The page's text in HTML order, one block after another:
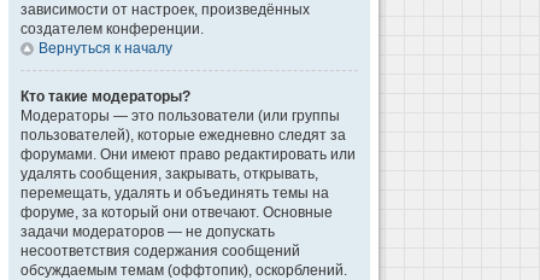
зависимости от настроек, произведённых
создателем конференции.
Вернуться к началу
Кто такие модераторы?
Модераторы — это пользователи (или группы
пользователей), которые ежедневно следят за
форумами. Они имеют право редактировать или
удалять сообщения, закрывать, открывать,
перемещать, удалять и объединять темы на
форуме, за который они отвечают. Основные
задачи модераторов — не допускать
несоответствия содержания сообщений
обсуждаемым темам (оффтопик), оскорблений.